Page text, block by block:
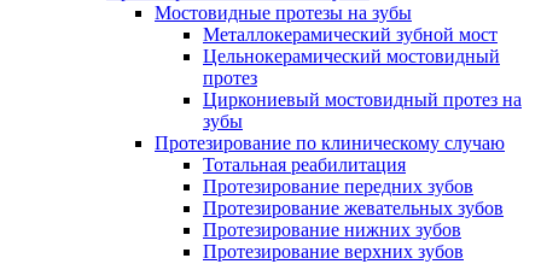
Мостовидные протезы на зубы
Металлокерамический зубной мост
Цельнокерамический мостовидный
протез
Циркониевый мостовидный протез на
зубы
Протезирование по клиническому случаю
Тотальная реабилитация
Протезирование передних зубов
Протезирование жевательных зубов
Протезирование нижних зубов
Протезирование верхних зубов